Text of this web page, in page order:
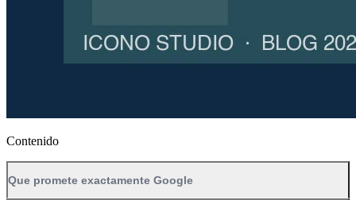
Contenido
Que promete exactamente Google